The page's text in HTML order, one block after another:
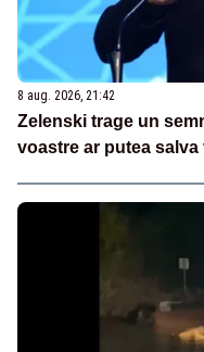
8 aug. 2026, 21:42
Zelenski trage un
voastre ar putea salva